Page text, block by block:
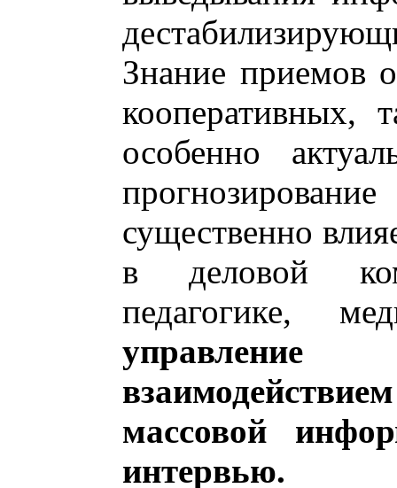
Знание приемов
кооперативных,
особенно
существенно
в деловой
педагогике,
массовой
интервью.